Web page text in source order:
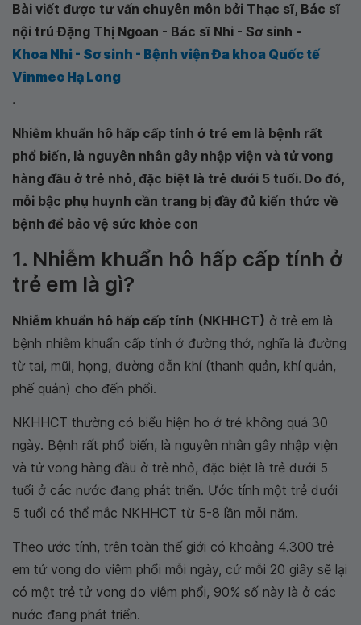
Bài viết được tư vấn chuyên môn bởi Thạc sĩ, Bác sĩ
nội trú Đặng Thị Ngoan - Bác sĩ Nhi - Sơ sinh -
Khoa Nhi - Sơ sinh - Bệnh viện Đa khoa Quốc tế
Vinmec Hạ Long
.
Nhiễm khuẩn hô hấp cấp tính ở trẻ em là bệnh rất
phổ biến, là nguyên nhân gây nhập viện và tử vong
hàng đầu ở trẻ nhỏ, đặc biệt là trẻ dưới 5 tuổi. Do đó,
mỗi bậc phụ huynh cần trang bị đầy đủ kiến thức về
bệnh để bảo vệ sức khỏe con
1. Nhiễm khuẩn hô hấp cấp tính ở
trẻ em là gì?
Nhiễm khuẩn hô hấp cấp tính (NKHHCT) ở trẻ em là
bệnh nhiễm khuẩn cấp tính ở đường thở, nghĩa là đường
từ tai, mũi, họng, đường dẫn khí (thanh quản, khí quản,
phế quản) cho đến phổi.
NKHHCT thường có biểu hiện ho ở trẻ không quá 30
ngày. Bệnh rất phổ biến, là nguyên nhân gây nhập viện
và tử vong hàng đầu ở trẻ nhỏ, đặc biệt là trẻ dưới 5
tuổi ở các nước đang phát triển. Ước tính một trẻ dưới
5 tuổi có thể mắc NKHHCT từ 5-8 lần mỗi năm.
Theo ước tính, trên toàn thế giới có khoảng 4.300 trẻ
em tử vong do viêm phổi mỗi ngày, cứ mỗi 20 giây sẽ lại
có một trẻ tử vong do viêm phổi, 90% số này là ở các
nước đang phát triển.